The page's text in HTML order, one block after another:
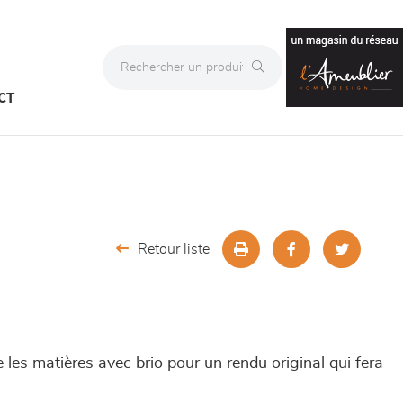
Retour liste
les matières avec brio pour un rendu original qui fera